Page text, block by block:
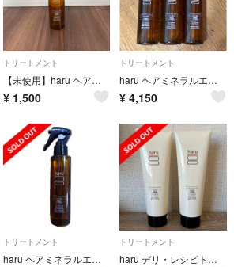
トリートメント
【未使用】haru ヘアミネラルエッセンス
¥ 1,500
トリートメント
haru ヘアミネラルエッセンス 新品3本
¥ 4,150
トリートメント
haru ヘアミネラルエッセンス150ml
トリートメント
haru デリ・レシピトリートメント ２本セット